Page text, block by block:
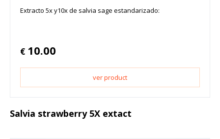
Extracto 5x y10x de salvia sage estandarizado:
€ 10.00
ver product
Salvia strawberry 5X extact